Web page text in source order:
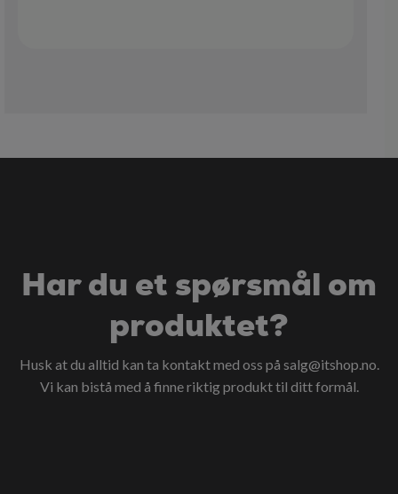
Har du et spørsmål om
produktet?
Husk at du alltid kan ta kontakt med oss på salg@itshop.no.
Vi kan bistå med å finne riktig produkt til ditt formål.